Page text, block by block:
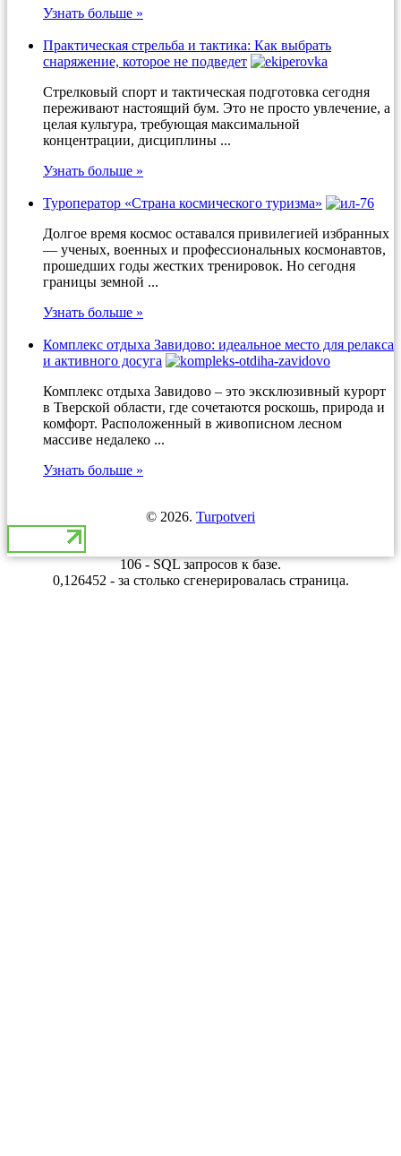
Узнать больше »
Практическая стрельба и тактика: Как выбрать
снаряжение, которое не подведет
Стрелковый спорт и тактическая подготовка сегодня
переживают настоящий бум. Это не просто увлечение, а
целая культура, требующая максимальной
концентрации, дисциплины ...
Узнать больше »
Туроператор «Страна космического туризма»
Долгое время космос оставался привилегией избранных
— ученых, военных и профессиональных космонавтов,
прошедших годы жестких тренировок. Но сегодня
границы земной ...
Узнать больше »
Комплекс отдыха Завидово: идеальное место для релакса
и активного досуга
Комплекс отдыха Завидово – это эксклюзивный курорт
в Тверской области, где сочетаются роскошь, природа и
комфорт. Расположенный в живописном лесном
массиве недалеко ...
Узнать больше »
© 2026. Turpotveri
106 - SQL запросов к базе.
0,126452 - за столько сгенерировалась страница.